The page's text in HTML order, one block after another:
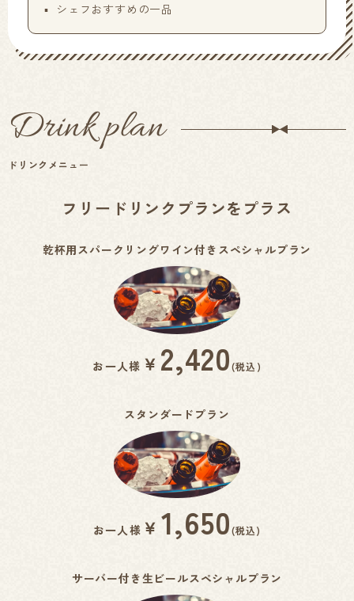
シェフおすすめの一品
Drink plan
ドリンクメニュー
フリードリンクプランをプラス
乾杯用スパークリングワイン付きスペシャルプラン
お一人様 ￥ 2,420(税込)
スタンダードプラン
お一人様 ￥ 1,650(税込)
サーバー付き生ビールスペシャルプラン